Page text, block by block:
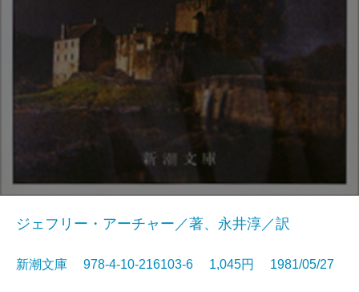
ジェフリー・アーチャー／著、永井淳／訳
新潮文庫 978-4-10-216103-6 1,045円 1981/05/27